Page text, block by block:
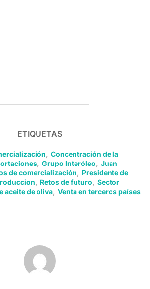
ETIQUETAS
Concentración de la
, Grupo Interóleo
Juan
de comercialización
Presidente de
Retos de futuro
Sector
aceite de oliva, Venta en terceros países
DE LA PUBLICACIÓN